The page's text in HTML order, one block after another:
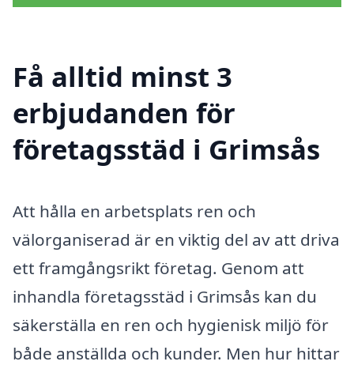
Få alltid minst 3
erbjudanden för
företagsstäd i Grimsås
Att hålla en arbetsplats ren och
välorganiserad är en viktig del av att driva
ett framgångsrikt företag. Genom att
inhandla företagsstäd i Grimsås kan du
säkerställa en ren och hygienisk miljö för
både anställda och kunder. Men hur hittar